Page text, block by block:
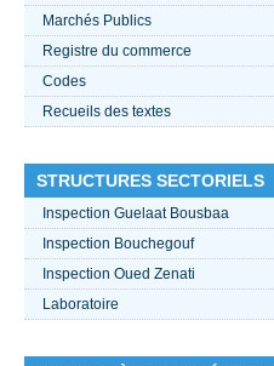
Marchés Publics
Registre du commerce
Codes
Recueils des textes
STRUCTURES SECTORIELS
Inspection Guelaat Bousbaa
Inspection Bouchegouf
Inspection Oued Zenati
Laboratoire